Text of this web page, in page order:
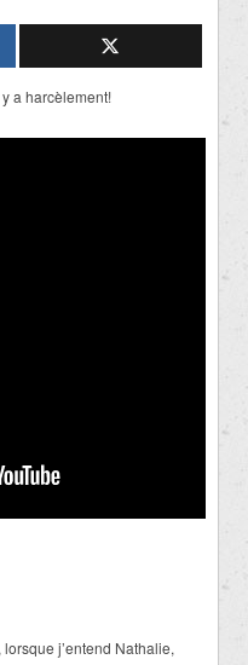
a harcèlement!
j’entend Nathalie,